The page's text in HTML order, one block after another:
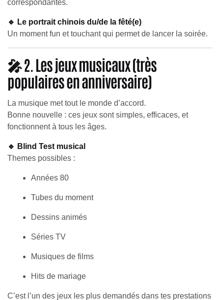
correspondantes.
🔹 Le portrait chinois du/de la fêté(e)
Un moment fun et touchant qui permet de lancer la soirée.
🎤 2. Les jeux musicaux (très
populaires en anniversaire)
La musique met tout le monde d’accord.
Bonne nouvelle : ces jeux sont simples, efficaces, et
fonctionnent à tous les âges.
🔹 Blind Test musical
Themes possibles :
Années 80
Tubes du moment
Dessins animés
Séries TV
Musiques de films
Hits de mariage
C’est l’un des jeux les plus demandés dans tes prestations